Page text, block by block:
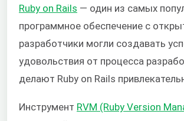
Ruby on Rails — один из самых
программное обеспечение с
разработчики могли создавать
удовольствия от процесса
делают Ruby on Rails
Инструмент RVM (Ruby Version